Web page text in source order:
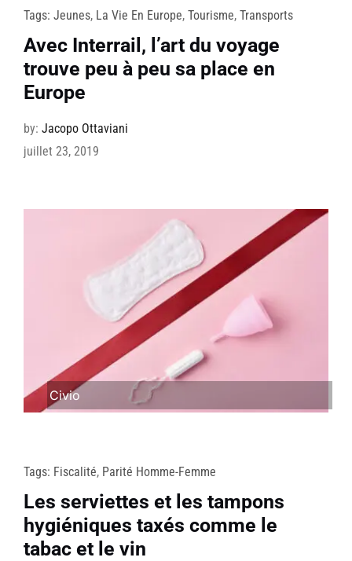
Tags: Jeunes, La Vie En Europe, Tourisme, Transports
Avec Interrail, l’art du voyage
trouve peu à peu sa place en
Europe
by: Jacopo Ottaviani
juillet 23, 2019
Civio
Tags: Fiscalité, Parité Homme-Femme
Les serviettes et les tampons
hygiéniques taxés comme le
tabac et le vin